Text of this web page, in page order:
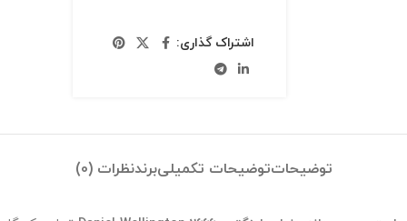
اشتراک گذاری:
توضیحاتتوضیحات تکمیلیبرندنظرات (0)